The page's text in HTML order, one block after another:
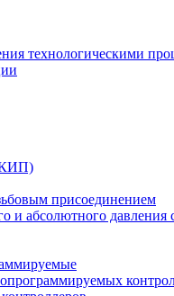
технологическими
присоединением
и абсолютного